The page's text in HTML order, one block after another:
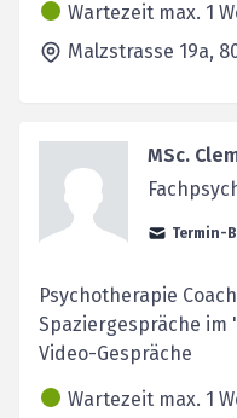
Wartezeit max. 1
Malzstrasse 19a,
MSc.
Termin-
Psychotherapie
Spaziergespräche im
Video-Gespräche
Wartezeit max. 1